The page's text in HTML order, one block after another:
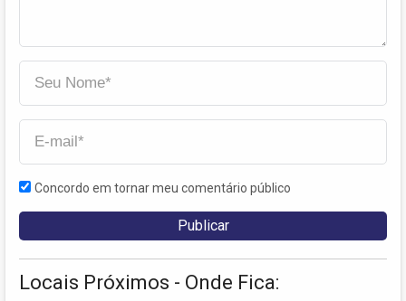
Concordo em tornar meu comentário público
Locais Próximos - Onde Fica: